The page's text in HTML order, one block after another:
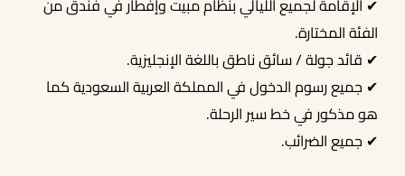
✔ الإقامة لجميع الليالي بنظام مبيت وإفطار في فندق من
الفئة المختارة.
✔ قائد جولة / سائق ناطق باللغة الإنجليزية.
✔ جميع رسوم الدخول في المملكة العربية السعودية كما
هو مذكور في خط سير الرحلة.
✔ جميع الضرائب.